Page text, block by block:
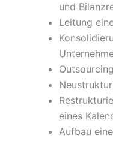
und
Leitung
eines
Aufbau